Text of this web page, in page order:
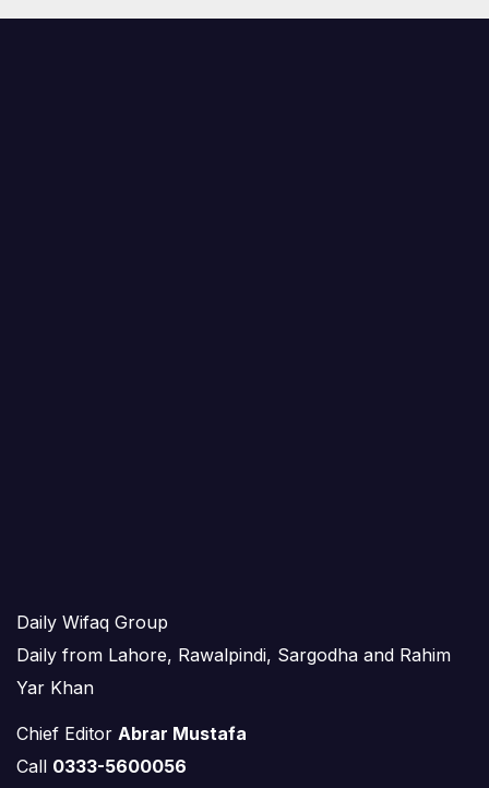
Daily Wifaq Group
Daily from Lahore, Rawalpindi, Sargodha and Rahim
Yar Khan
Chief Editor Abrar Mustafa
Call 0333-5600056